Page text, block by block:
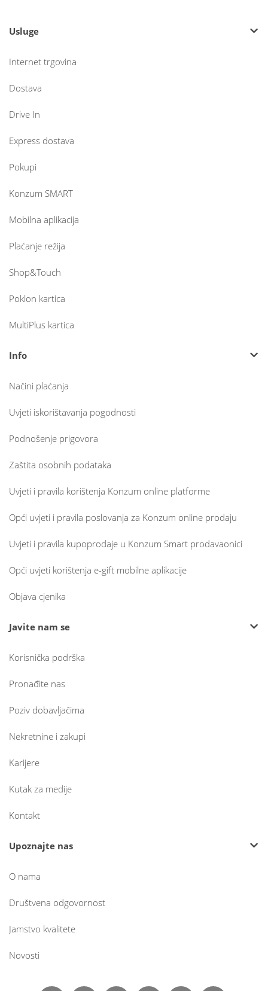
Usluge
Internet trgovina
Dostava
Drive In
Express dostava
Pokupi
Konzum SMART
Mobilna aplikacija
Plaćanje režija
Shop&Touch
Poklon kartica
MultiPlus kartica
Info
Načini plaćanja
Uvjeti iskorištavanja pogodnosti
Podnošenje prigovora
Zaštita osobnih podataka
Uvjeti i pravila korištenja Konzum online platforme
Opći uvjeti i pravila poslovanja za Konzum online prodaju
Uvjeti i pravila kupoprodaje u Konzum Smart prodavaonici
Opći uvjeti korištenja e-gift mobilne aplikacije
Objava cjenika
Javite nam se
Korisnička podrška
Pronađite nas
Poziv dobavljačima
Nekretnine i zakupi
Karijere
Kutak za medije
Kontakt
Upoznajte nas
O nama
Društvena odgovornost
Jamstvo kvalitete
Novosti